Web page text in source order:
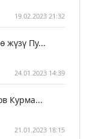
19.02.2023 21:32
жүзү Пу...
24.01.2023 14:39
Курма...
21.01.2023 18:15